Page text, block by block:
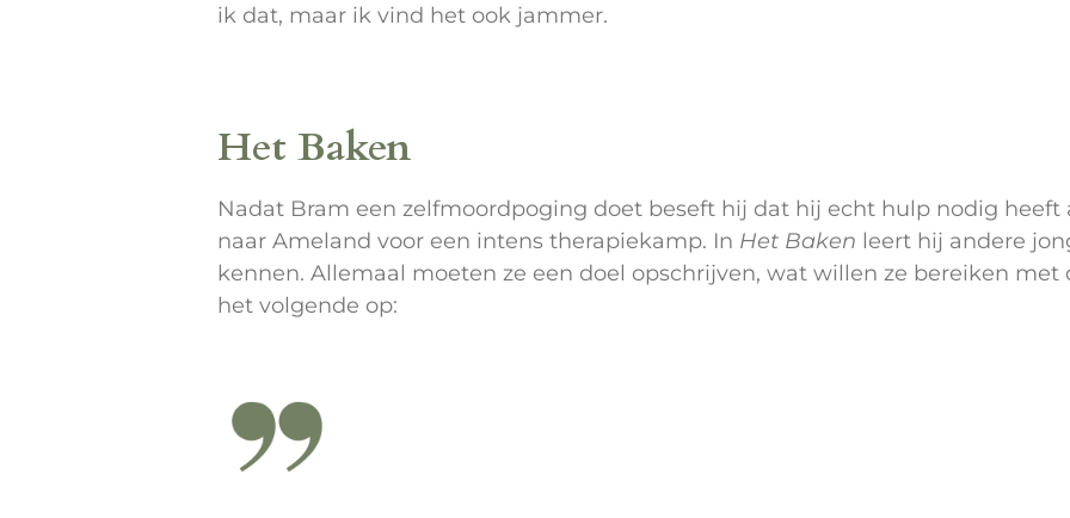
ik dat, maar ik vind het ook jammer.
Het Baken
Nadat Bram een zelfmoordpoging doet beseft hij dat hij echt hulp nodig heeft
naar Ameland voor een intens therapiekamp. In Het Baken leert hij andere
kennen. Allemaal moeten ze een doel opschrijven, wat willen ze bereiken met
het volgende op: